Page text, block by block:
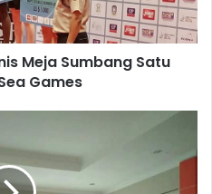
Meja Sumbang Satu
Games